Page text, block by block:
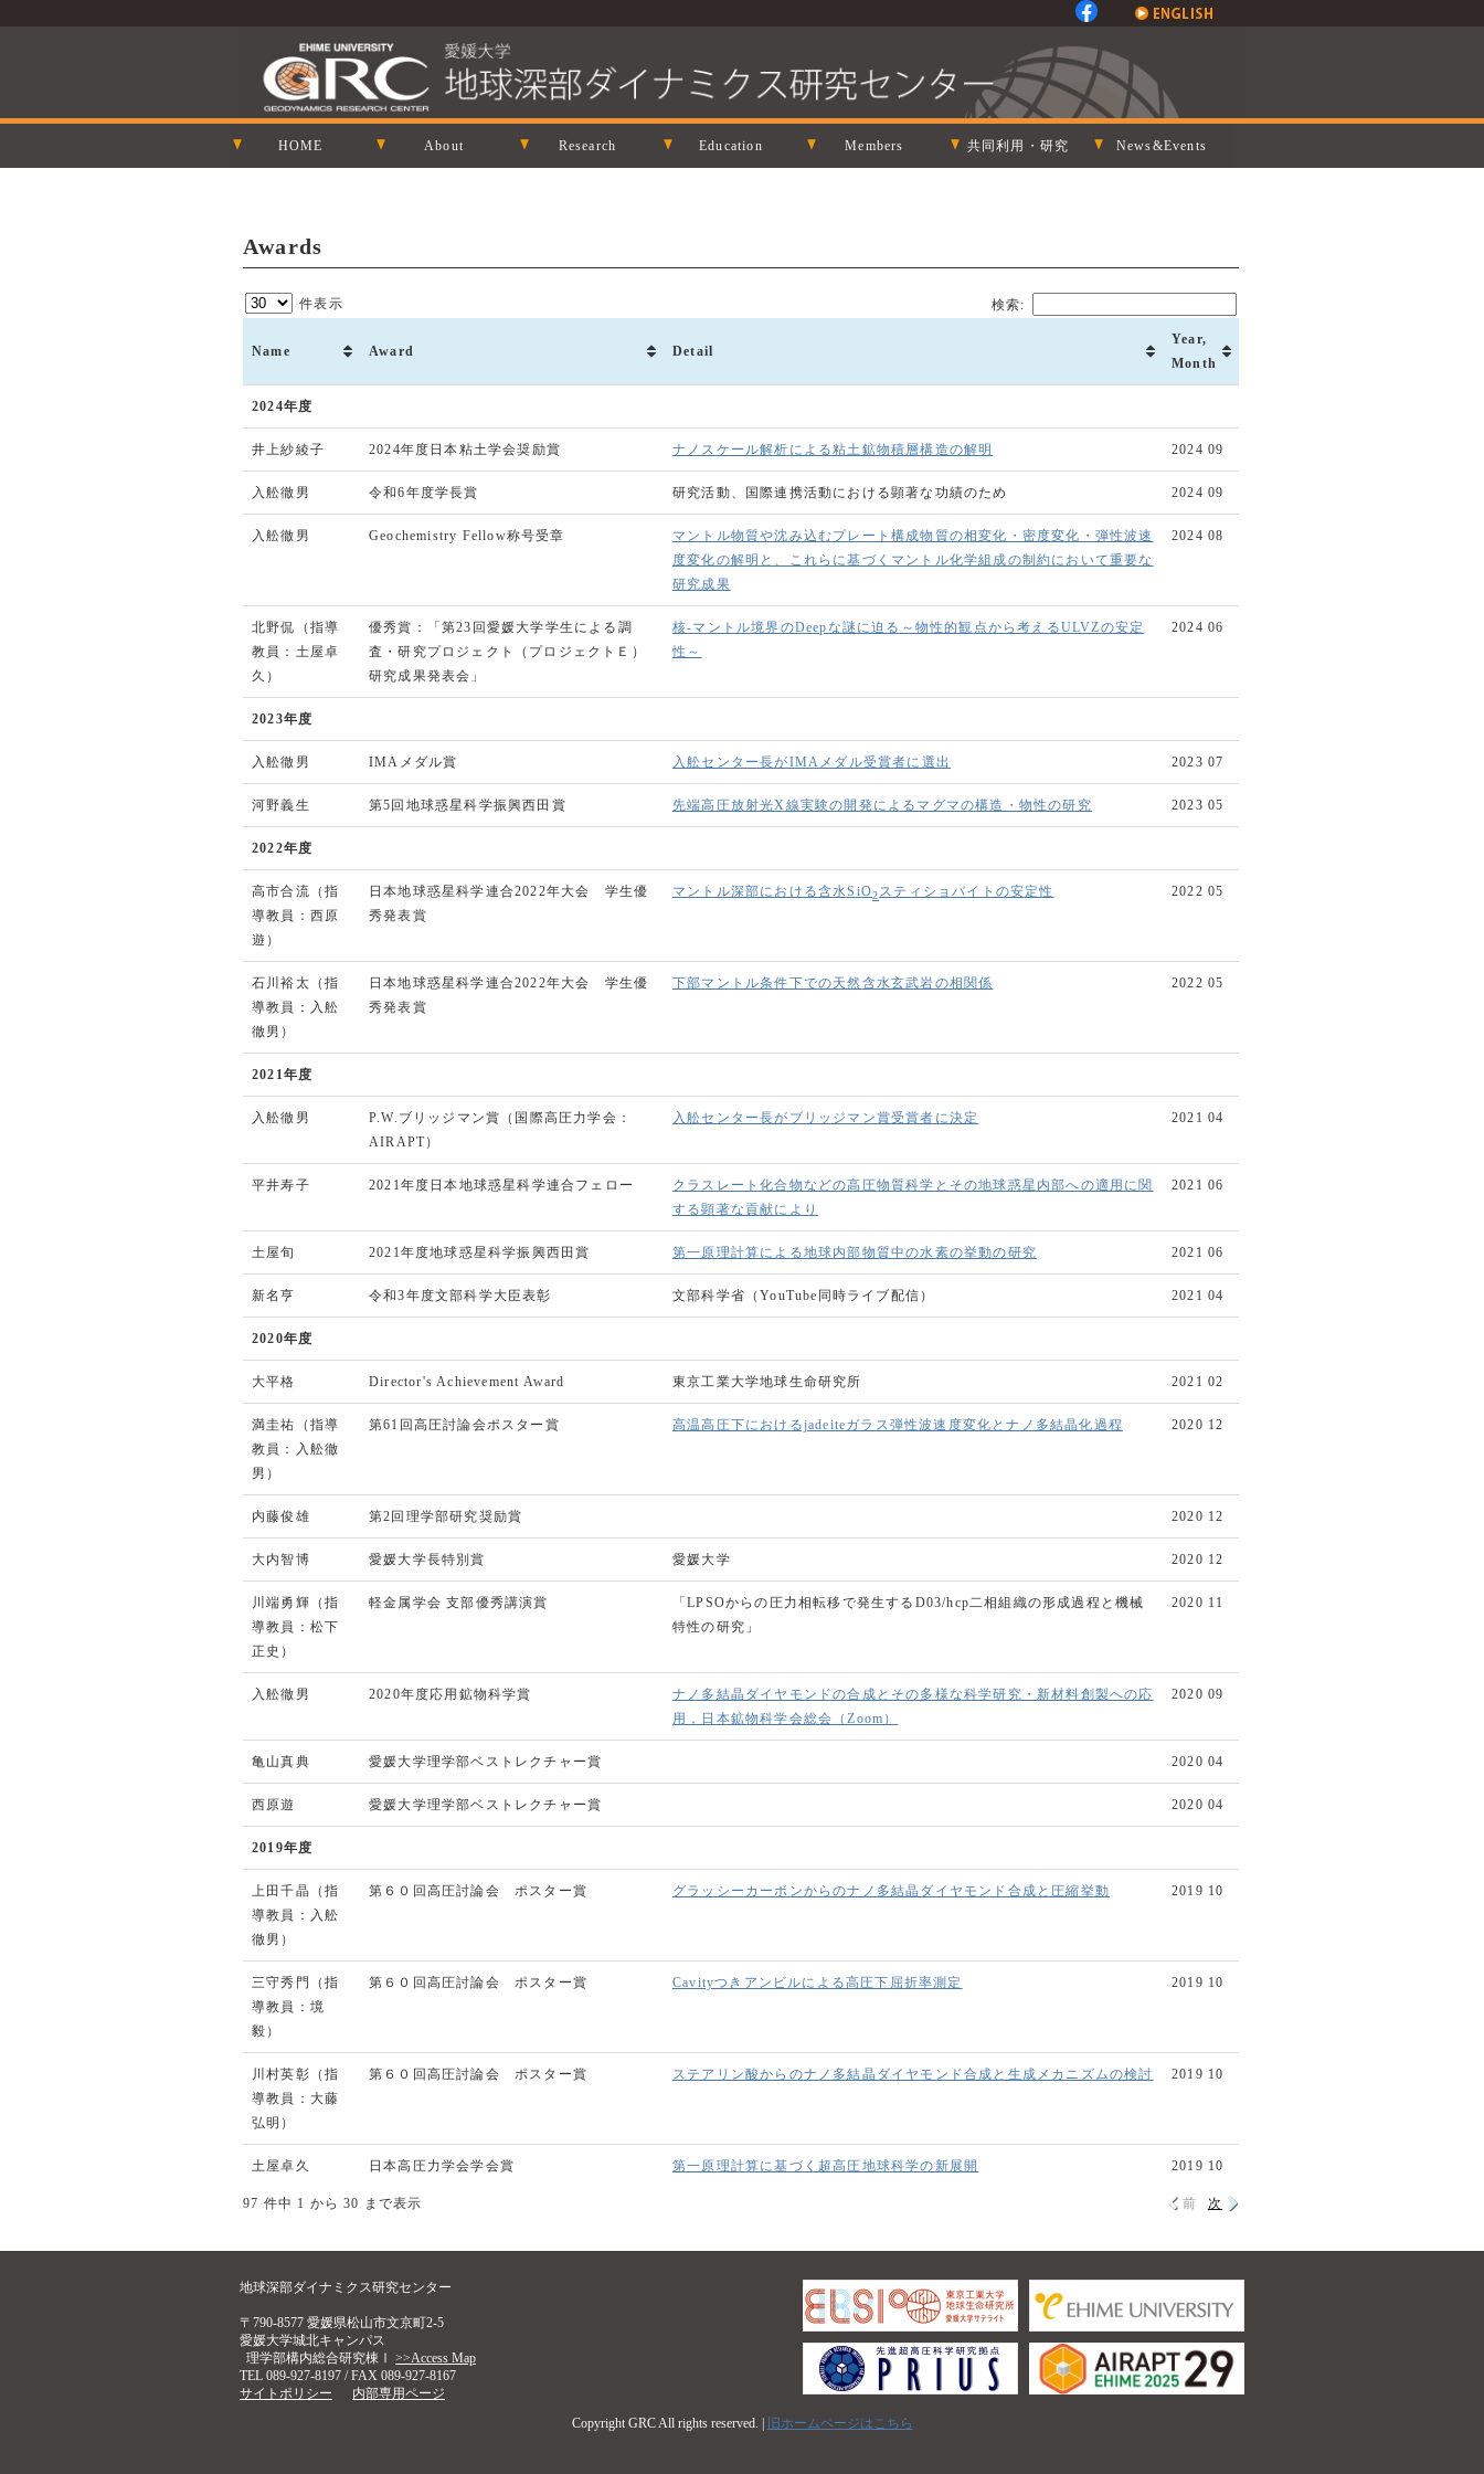
HOME About Research Education Members 共同利用・研究 News&Events
Awards
件表示 検索:
Name Award Detail
Year,
Month
2024年度
井上紗綾子 2024年度日本粘土学会奨励賞 ナノスケール解析による粘土鉱物積層構造の解明 2024 09
入舩徹男 令和6年度学長賞 研究活動、国際連携活動における顕著な功績のため 2024 09
入舩徹男 Geochemistry Fellow称号受章
マントル物質や沈み込むプレート構成物質の相変化・密度変化・弾性波速
度変化の解明と、これらに基づくマントル化学組成の制約において重要な
研究成果
2024 08
北野侃（指導
教員：土屋卓
久）
優秀賞：「第23回愛媛⼤学学⽣による調
査・研究プロジェクト（プロジェクトＥ）
研究成果発表会」
核-マントル境界のDeepな謎に迫る～物性的観点から考えるULVZの安定
性～
2024 06
2023年度
入舩徹男 IMAメダル賞 入舩センター長がIMAメダル受賞者に選出 2023 07
河野義生 第5回地球惑星科学振興西田賞 先端高圧放射光X線実験の開発によるマグマの構造・物性の研究 2023 05
2022年度
高市合流（指
導教員：西原
遊）
日本地球惑星科学連合2022年大会 学生優
秀発表賞
マントル深部における含水SiO2スティショバイトの安定性 2022 05
石川裕太（指
導教員：入舩
徹男）
日本地球惑星科学連合2022年大会 学生優
秀発表賞
下部マントル条件下での天然含水玄武岩の相関係 2022 05
2021年度
入舩徹男
P.W.ブリッジマン賞（国際高圧力学会：
AIRAPT）
入舩センター長がブリッジマン賞受賞者に決定 2021 04
平井寿子 2021年度日本地球惑星科学連合フェロー
クラスレート化合物などの高圧物質科学とその地球惑星内部への適用に関
する顕著な貢献により
2021 06
土屋旬 2021年度地球惑星科学振興西田賞 第一原理計算による地球内部物質中の水素の挙動の研究 2021 06
新名亨 令和3年度文部科学大臣表彰 文部科学省（YouTube同時ライブ配信） 2021 04
2020年度
大平格 Director's Achievement Award 東京工業大学地球生命研究所 2021 02
満圭祐（指導
教員：入舩徹
男）
第61回高圧討論会ポスター賞 高温高圧下におけるjadeiteガラス弾性波速度変化とナノ多結晶化過程 2020 12
内藤俊雄 第2回理学部研究奨励賞 2020 12
大内智博 愛媛大学長特別賞 愛媛大学 2020 12
川端勇輝（指
導教員：松下
正史）
軽金属学会 支部優秀講演賞
「LPSOからの圧力相転移で発生するD03/hcp二相組織の形成過程と機械
特性の研究」
2020 11
入舩徹男 2020年度応用鉱物科学賞
ナノ多結晶ダイヤモンドの合成とその多様な科学研究・新材料創製への応
用，日本鉱物科学会総会（Zoom）
2020 09
亀山真典 愛媛大学理学部ベストレクチャー賞 2020 04
西原遊 愛媛大学理学部ベストレクチャー賞 2020 04
2019年度
上田千晶（指
導教員：入舩
徹男）
第６０回高圧討論会 ポスター賞 グラッシーカーボンからのナノ多結晶ダイヤモンド合成と圧縮挙動 2019 10
三守秀門（指
導教員：境
毅）
第６０回高圧討論会 ポスター賞 Cavityつきアンビルによる高圧下屈折率測定 2019 10
川村英彰（指
導教員：大藤
弘明）
第６０回高圧討論会 ポスター賞 ステアリン酸からのナノ多結晶ダイヤモンド合成と生成メカニズムの検討 2019 10
土屋卓久 日本高圧力学会学会賞 第一原理計算に基づく超高圧地球科学の新展開 2019 10
97 件中 1 から 30 まで表示 前 次
地球深部ダイナミクス研究センター
〒790-8577 愛媛県松山市文京町2-5
愛媛大学城北キャンパス
理学部構内総合研究棟Ⅰ >>Access Map
TEL 089-927-8197 / FAX 089-927-8167
サイトポリシー
内部専用ページ
Copyright GRC All rights reserved. |
旧ホームページはこちら